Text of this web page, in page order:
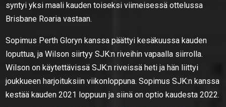
syntyi yksi maali kauden toiseksi viimeisessä ottelussa
Brisbane Roaria vastaan.
Sopimus Perth Gloryn kanssa päättyi kesäkuussa kauden
loputtua, ja Wilson siirtyy SJK:n riveihin vapaalla siirrolla.
Wilson on käytettävissä SJK:n riveissä heti ja hän liittyi
joukkueen harjoituksiin viikonloppuna. Sopimus SJK:n kanssa
kestää kauden 2021 loppuun ja siinä on optio kaudesta 2022.